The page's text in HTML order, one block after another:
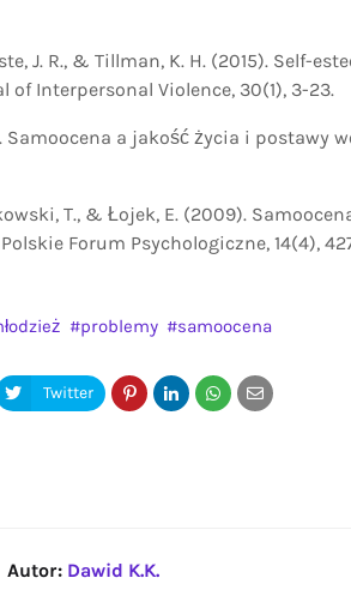
J. R., & Tillman, K. H. (2015). Self-
of Interpersonal Violence, 30(1), 3-23.
Samoocena a jakość życia i postawy
T., & Łojek, E. (2009).
Forum Psychologiczne, 14(4),
problemy samoocena
Autor: Dawid K.K.